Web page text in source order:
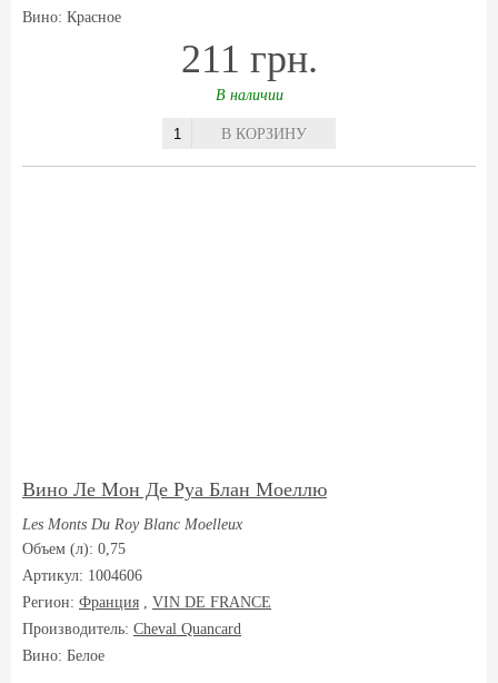
Вино: Красное
211 грн.
В наличии
В КОРЗИНУ
Вино Ле Мон Де Руа Блан Моеллю
Les Monts Du Roy Blanc Moelleux
Объем (л): 0,75
Артикул: 1004606
Регион: Франция , VIN DE FRANCE
Производитель: Cheval Quancard
Вино: Белое